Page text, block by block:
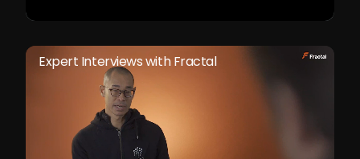
Expert Interviews with Fractal